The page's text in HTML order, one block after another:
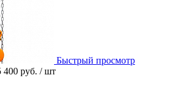
Быстрый просмотр
400 руб. / шт